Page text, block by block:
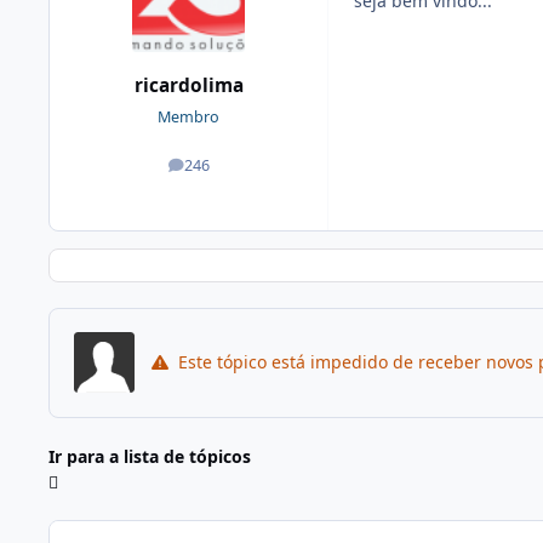
ricardolima
Membro
246
posts
Este tópico está impedido de receber novos
Ir para a lista de tópicos